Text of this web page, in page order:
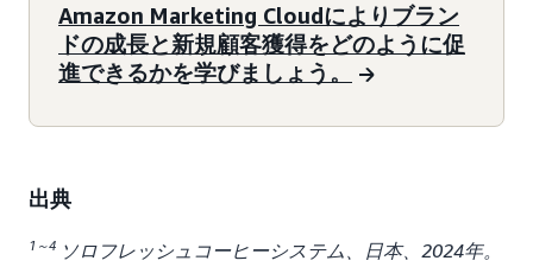
Amazon Marketing Cloudによりブラン
ドの成長と新規顧客獲得をどのように促
進できるかを学びましょう。
出典
1～4 ソロフレッシュコーヒーシステム、日本、2024年。